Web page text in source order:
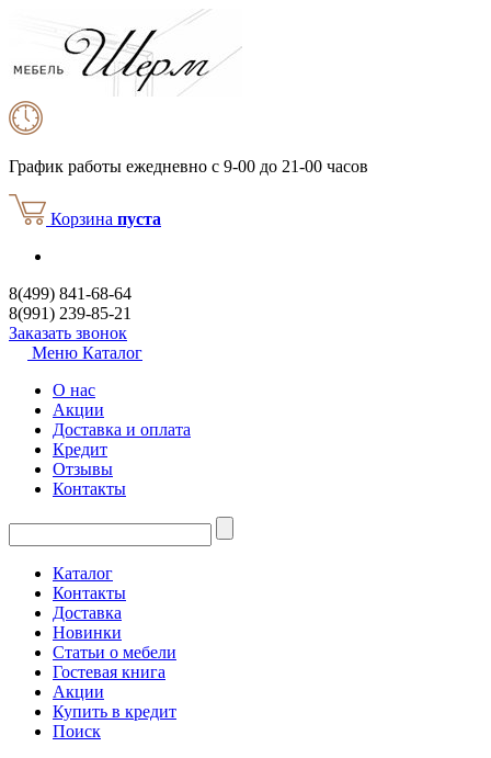
График работы ежедневно с 9-00 до 21-00 часов
Корзина пуста
8(499) 841-68-64
8(991) 239-85-21
Заказать звонок
Меню Каталог
О нас
Акции
Доставка и оплата
Кредит
Отзывы
Контакты
Каталог
Контакты
Доставка
Новинки
Статьи о мебели
Гостевая книга
Акции
Купить в кредит
Поиск